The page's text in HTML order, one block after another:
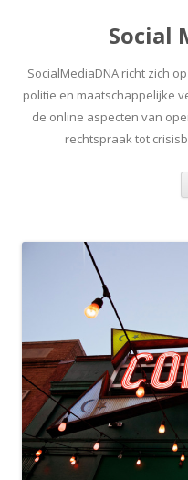
Social
SocialMediaDNA richt zich
politie en maatschappelijke
de online aspecten van
rechtspraak tot